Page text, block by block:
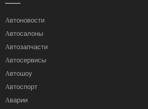
Автоновости
Автосалоны
Автозапчасти
Автосервисы
Автошоу
Автоспорт
Аварии